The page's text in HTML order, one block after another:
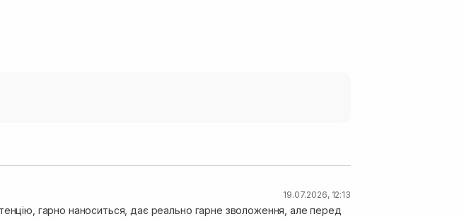
19.07.2026, 12:13
гарно наноситься, дає реально гарне зволоження, але перед